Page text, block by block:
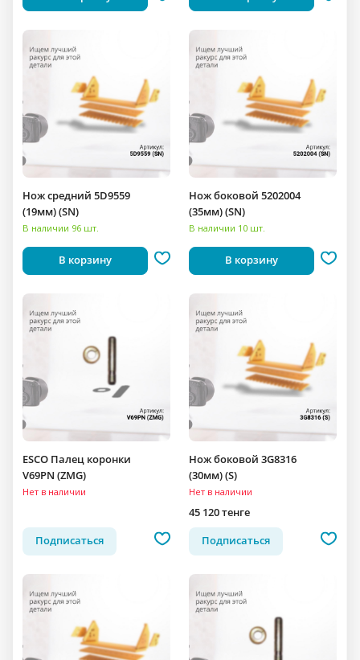
Нож средний 5D9559
(19мм) (SN)
В наличии 96 шт.
В корзину
Нож боковой 5202004
(35мм) (SN)
В наличии 10 шт.
В корзину
ESCO Палец коронки
V69PN (ZMG)
Нет в наличии
Подписаться
Нож боковой 3G8316
(30мм) (S)
Нет в наличии
45 120 тенге
Подписаться